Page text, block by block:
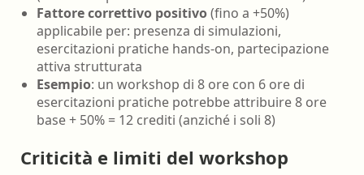
Fattore correttivo positivo(fino a +50%)
applicabile per: presenza di simulazioni,
esercitazioni pratiche hands-on, partecipazione
attiva strutturata
Esempio: un workshop di 8 ore con 6 ore di
esercitazioni pratiche potrebbe attribuire 8 ore
base + 50% = 12 crediti (anziché i soli 8)
Criticità e limiti del workshop